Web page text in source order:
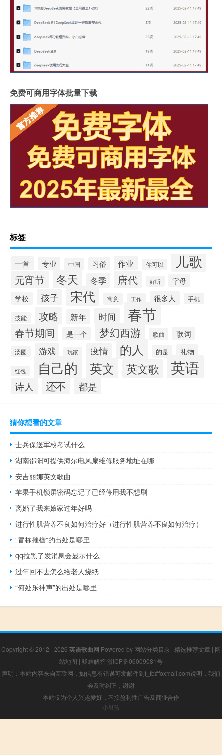
免费可商用字体批量下载
标签
一首 专业 中国 习俗 作业 你可以 儿歌
元宵节 冬天 冬季 唐代 好听
字母
学校
孩子 宋代 寓意 工作 很多人 手机
技能 攻略 新年 时间 春节
春节期间 是一个 梦幻西游 歌曲 歌词
汤圆 游戏 玩家 疫情 的人 的是 礼物
红包 自己的 英文 英文歌 英语
诗人 还不 都是
猜你想看的文章
士兵保送军校考试什么
湖南邵阳可提供海尔电风扇维修服务地址在哪
安吉丽娜英文歌曲
苹果手机锁屏密码忘记了已经停用我不想刷
离婚了我来娘家过年好吗
进行性肌营养不良如何治疗好（进行性肌营养不良如何治疗）
“冒栋摧檐”的出处是哪里
qq拉黑了发消息会显示什么
过年回不去怎么给老人烧纸
“何处乐神声”的出处是哪里
Copyright © 2012 - 2026 英语歌曲网 Powered by 网站分类目录 | 精选推荐文章 | 网
站地图 | 疑难解答 浙ICP备06009081号
声明：本站内容来自互联网，如信息有错误可发邮件到f_fb#foxmail.com说明，我们
会及时纠正，谢谢
本站仅为个人兴趣爱好，不接盈利性广告及商业合作
小男孩